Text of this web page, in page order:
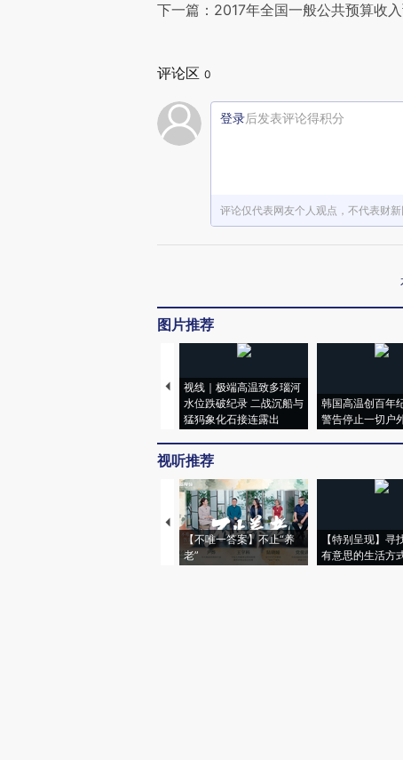
下一篇：2017年全国一般公共预算收
评论区 0
登录后发表评论得积分
评论仅代表网友个人观点，不代表财
图片推荐
视线｜极端高温致多瑙河
水位跌破纪录 二战沉船与
猛犸象化石接连露出
韩国高温创百年
警告停止一切户
视听推荐
【不唯一答案】不止“养
老”
【特别呈现】寻
有意思的生活方